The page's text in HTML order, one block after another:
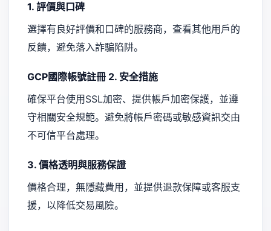
1. 評價與口碑
選擇有良好評價和口碑的服務商，查看其他用戶的
反饋，避免落入詐騙陷阱。
GCP國際帳號註冊 2. 安全措施
確保平台使用SSL加密、提供帳戶加密保護，並遵
守相關安全規範。避免將帳戶密碼或敏感資訊交由
不可信平台處理。
3. 價格透明與服務保證
價格合理，無隱藏費用，並提供退款保障或客服支
援，以降低交易風險。